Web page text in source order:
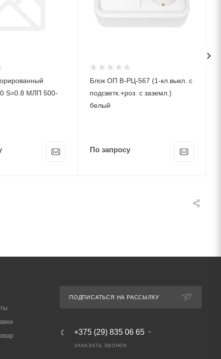
S=0.8 МЛП 500-
Блок ОП В-РЦ-567 (1-кл.выкл. с
подсветк.+роз. c заземл.)
белый
По запросу
ПОДПИСАТЬСЯ НА РАССЫЛКУ
+375 (29) 835 06 65
ЗАКАЗАТЬ ЗВОНОК